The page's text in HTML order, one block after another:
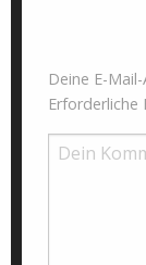
Deine E-
Erforderliche